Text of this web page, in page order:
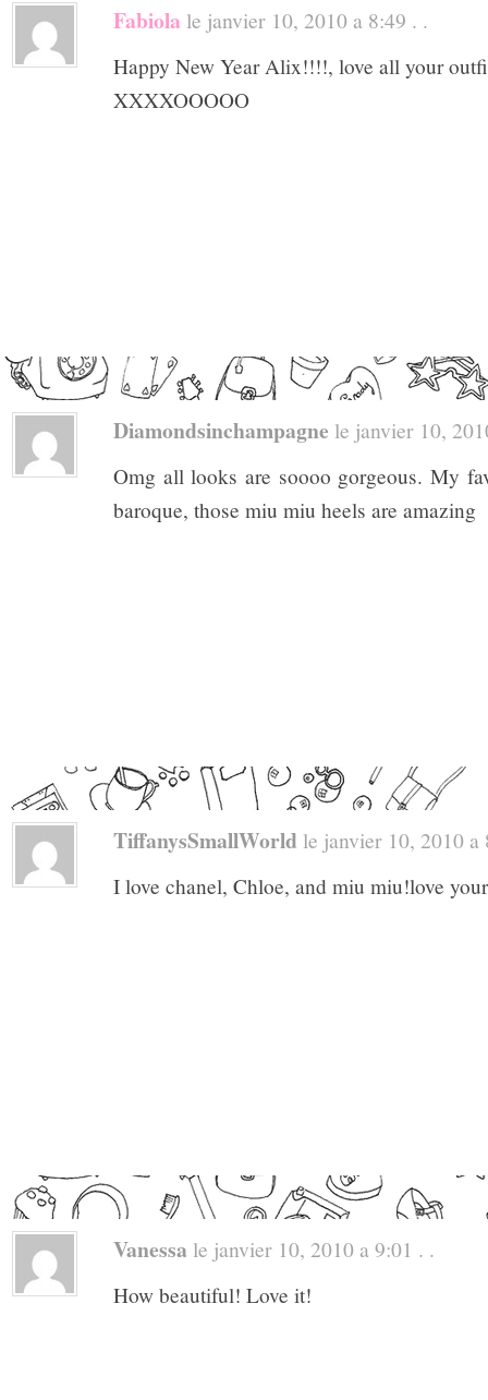
Fabiola le janvier 10, 2010 a 8:49 . .
Happy New Year Alix!!!!, love all your
XXXXOOOOO
Diamondsinchampagne le janvier 10,
Omg all looks are soooo gorgeous. My
baroque, those miu miu heels are amazing
TiffanysSmallWorld le janvier 10, 2010 a
I love chanel, Chloe, and miu miu!love
Vanessa le janvier 10, 2010 a 9:01 . .
How beautiful! Love it!